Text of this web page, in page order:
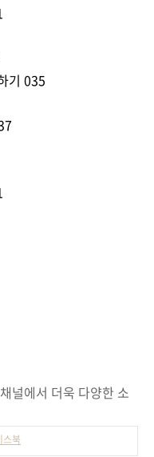
기 035
널에서 더욱 다양한 소
스북